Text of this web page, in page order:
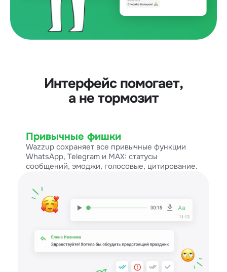
Интерфейс помогает,
а не тормозит
Привычные фишки
Wazzup сохраняет все привычные функции
WhatsApp, Telegram и MAX: статусы
сообщений, эмоджи, голосовые, цитирование.